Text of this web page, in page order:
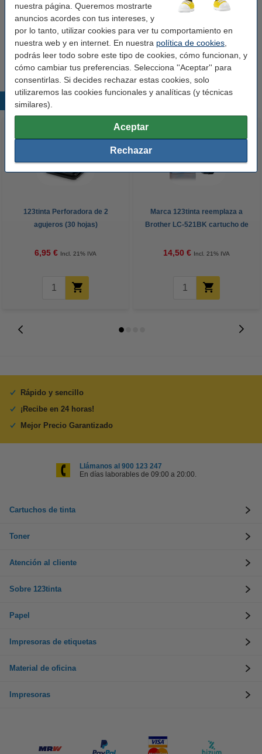
nuestra página. Queremos mostrarte
anuncios acordes con tus intereses, y
por lo tanto, utilizar cookies para ver tu comportamiento en
nuestra web y en internet. En nuestra política de cookies
podrás leer todo sobre este tipo de cookies, cómo funcionan, y
cómo cambiar tus preferencias. Selecciona ''Aceptar'' para
consentirlas. Si decides rechazar estas cookies, solo
utilizaremos las cookies funcionales y analíticas (y técnicas
similares).
Aceptar
Rechazar
Agujero de sujeción: sí
Protección de bordes: sí
Cantidad: 1 unidad
123tinta Perforadora de 2
agujeros (30 hojas)
6,95 € Incl. 21% IVA
Marca 123tinta reemplaza a
Brother LC-521BK cartucho de
14,50 € Incl. 21% IVA
Rápido y sencillo
¡Recibe en 24 horas!
Mejor Precio Garantizado
Llámanos al 900 123 247
En días laborables de 09:00 a 20:00.
Cartuchos de tinta
Toner
Atención al cliente
Sobre 123tinta
Papel
Impresoras de etiquetas
Material de oficina
Impresoras